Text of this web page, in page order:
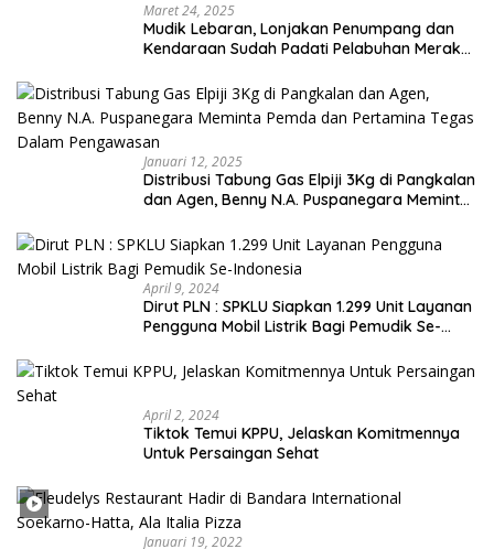
Maret 24, 2025
Mudik Lebaran, Lonjakan Penumpang dan
Kendaraan Sudah Padati Pelabuhan Merak
Januari 12, 2025
Distribusi Tabung Gas Elpiji 3Kg di Pangkalan
dan Agen, Benny N.A. Puspanegara Meminta
Pengawasan
April 9, 2024
Dirut PLN : SPKLU Siapkan 1.299 Unit Layanan
Pengguna Mobil Listrik Bagi Pemudik Se-
April 2, 2024
Tiktok Temui KPPU, Jelaskan Komitmennya
Untuk Persaingan Sehat
Januari 19, 2022